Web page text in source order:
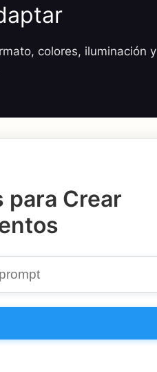
colores, iluminación y
para Crear